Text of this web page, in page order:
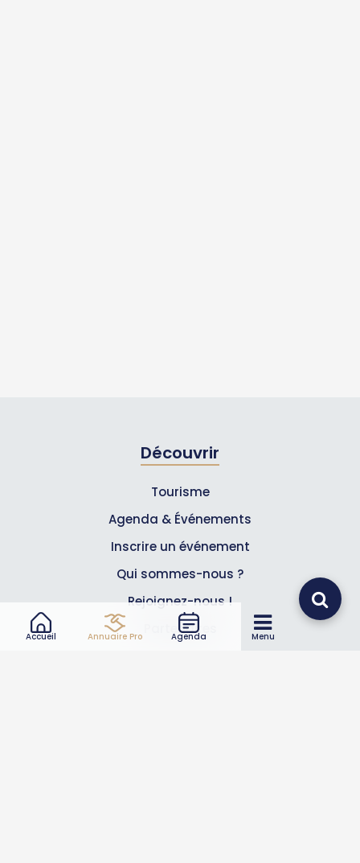
Accueil Annuaire Pro Agenda Menu
Découvrir
Tourisme
Agenda & Événements
Inscrire un événement
Qui sommes-nous ?
Rejoignez-nous !
Partenaires